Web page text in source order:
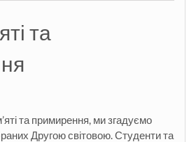
та
та примирення, ми згадуємо
Другою світовою. Студенти та